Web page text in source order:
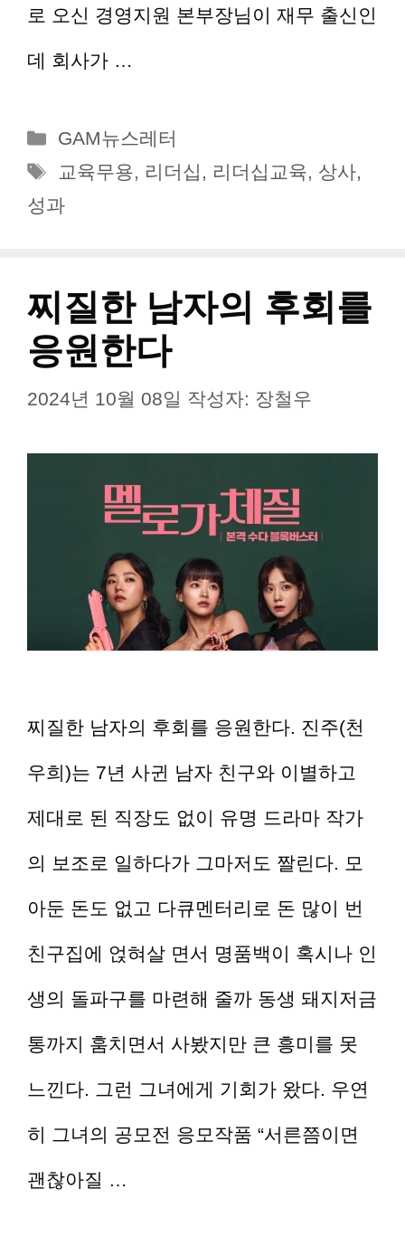
로 오신 경영지원 본부장님이 재무 출신인
데 회사가 …
카
테
리
GAM뉴스레터
태
그
교육무용, 리더십 , 리더십교육, 상사,
성과
찌질한 남자의 후회를
응원한다
2024년 10월 08일 작성자: 장철우
찌질한 남자의 후회를 응원한다. 진주(천
우희)는 7년 사귄 남자 친구와 이별하고
제대로 된 직장도 없이 유명 드라마 작가
의 보조로 일하다가 그마저도 짤린다. 모
아둔 돈도 없고 다큐멘터리로 돈 많이 번
친구집에 얹혀살 면서 명품백이 혹시나 인
생의 돌파구를 마련해 줄까 동생 돼지저금
통까지 훔치면서 사봤지만 큰 흥미를 못
느낀다. 그런 그녀에게 기회가 왔다. 우연
히 그녀의 공모전 응모작품 “서른쯤이면
괜찮아질 …